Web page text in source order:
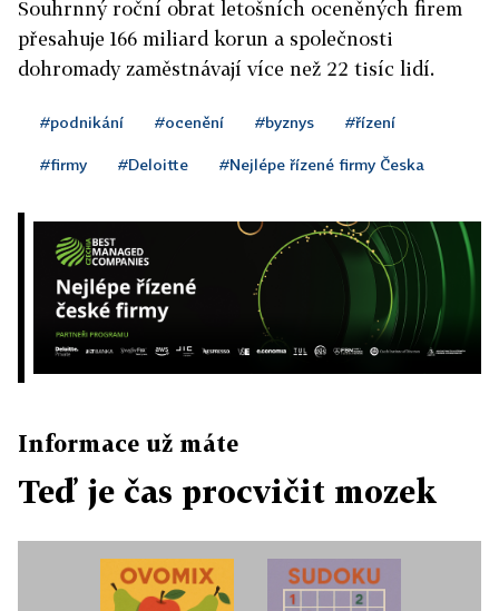
Souhrnný roční obrat letošních oceněných firem
přesahuje 166 miliard korun a společnosti
dohromady zaměstnávají více než 22 tisíc lidí.
#podnikání #ocenění #byznys #řízení
#firmy #Deloitte #Nejlépe řízené firmy Česka
Informace už máte
Teď je čas procvičit mozek